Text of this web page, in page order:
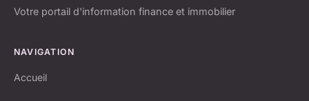
Votre portail d'information finance et immobilier
NAVIGATION
Accueil